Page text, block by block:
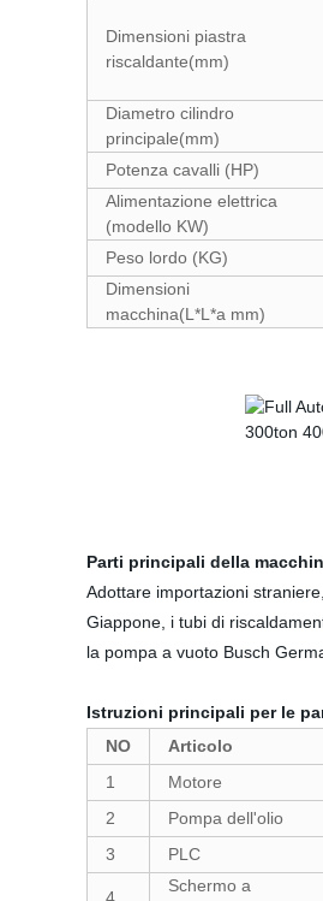
Dimensioni piastra
riscaldante(mm)
Diametro cilindro
principale(mm)
Potenza cavalli (HP)
Alimentazione elettrica
(modello KW)
Peso lordo (KG)
Dimensioni
macchina(L*L*a mm)
Parti principali della
Adottare importazioni
Giappone, i tubi di
la pompa a vuoto Busch
Istruzioni principali per le
NO
Articolo
1
Motore
2
Pompa dell'olio
3
PLC
Schermo a